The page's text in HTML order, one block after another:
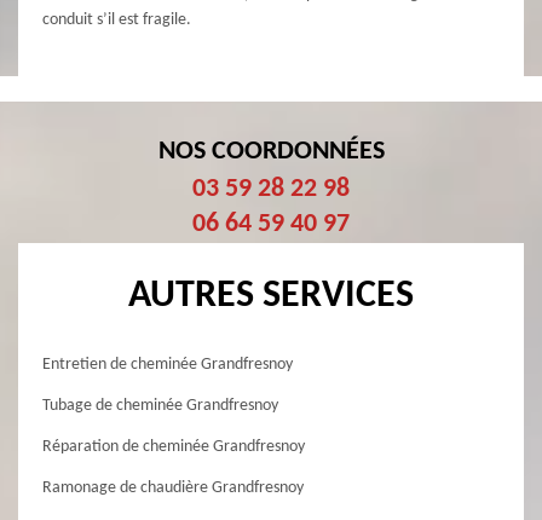
conduit s’il est fragile.
NOS COORDONNÉES
03 59 28 22 98
06 64 59 40 97
AUTRES SERVICES
Entretien de cheminée Grandfresnoy
Tubage de cheminée Grandfresnoy
Réparation de cheminée Grandfresnoy
Ramonage de chaudière Grandfresnoy